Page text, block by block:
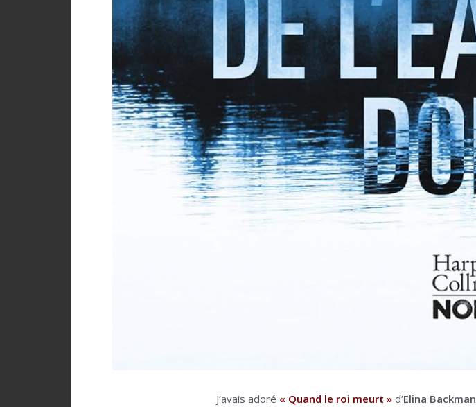
J’avais adoré « Quand le roi meurt » d’Elina Backman